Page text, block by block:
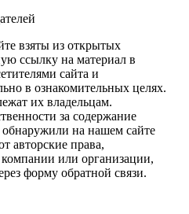
взяты из открытых
ссылку на материал в
сайта и
в ознакомительных целях.
их владельцам.
за содержание
на нашем сайте
авторские права,
или организации,
форму обратной связи.